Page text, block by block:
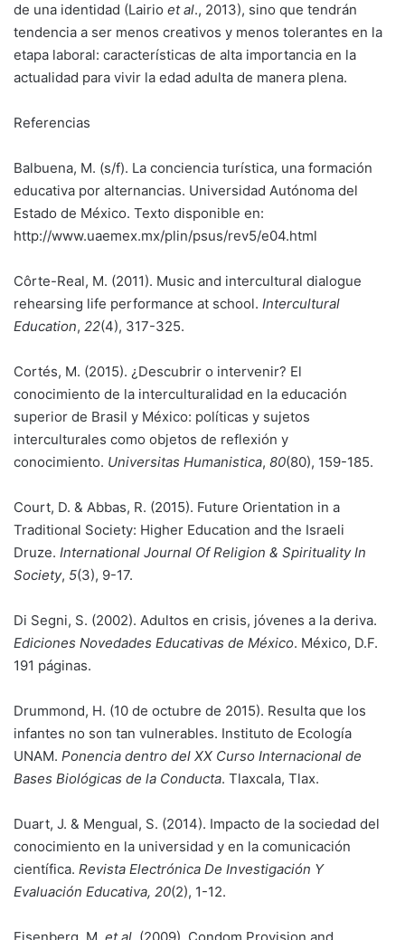
de una identidad (Lairio et al., 2013), sino que tendrán
tendencia a ser menos creativos y menos tolerantes en la
etapa laboral: características de alta importancia en la
actualidad para vivir la edad adulta de manera plena.
Referencias
Balbuena, M. (s/f). La conciencia turística, una formación
educativa por alternancias. Universidad Autónoma del
Estado de México. Texto disponible en:
http://www.uaemex.mx/plin/psus/rev5/e04.html
Côrte-Real, M. (2011). Music and intercultural dialogue
rehearsing life performance at school. Intercultural
Education, 22(4), 317-325.
Cortés, M. (2015). ¿Descubrir o intervenir? El
conocimiento de la interculturalidad en la educación
superior de Brasil y México: políticas y sujetos
interculturales como objetos de reflexión y
conocimiento. Universitas Humanistica, 80(80), 159-185.
Court, D. & Abbas, R. (2015). Future Orientation in a
Traditional Society: Higher Education and the Israeli
Druze. International Journal Of Religion & Spirituality In
Society, 5(3), 9-17.
Di Segni, S. (2002). Adultos en crisis, jóvenes a la deriva.
Ediciones Novedades Educativas de México. México, D.F.
191 páginas.
Drummond, H. (10 de octubre de 2015). Resulta que los
infantes no son tan vulnerables. Instituto de Ecología
UNAM. Ponencia dentro del XX Curso Internacional de
Bases Biológicas de la Conducta. Tlaxcala, Tlax.
Duart, J. & Mengual, S. (2014). Impacto de la sociedad del
conocimiento en la universidad y en la comunicación
científica. Revista Electrónica De Investigación Y
Evaluación Educativa, 20(2), 1-12.